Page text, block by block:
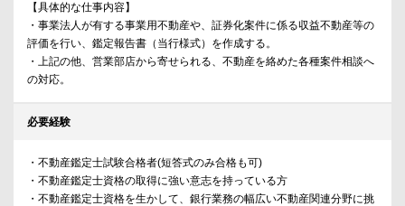
【具体的な仕事内容】
・事業法人が有する事業用不動産や、証券化案件に係る収益不動産等の
評価を行い、鑑定報告書（当行様式）を作成する。
・上記の他、営業部店から寄せられる、不動産を絡めた各種案件相談へ
の対応。
必要経験
・不動産鑑定士試験合格者(短答式のみ合格も可)
・不動産鑑定士資格の取得に強い意志を持っている方
・不動産鑑定士資格を生かして、銀行業務の幅広い不動産関連分野に挑